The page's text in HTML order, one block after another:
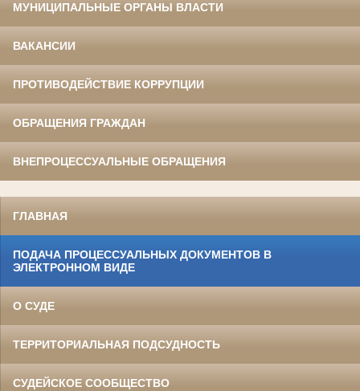
МУНИЦИПАЛЬНЫЕ ОРГАНЫ ВЛАСТИ
ВАКАНСИИ
ПРОТИВОДЕЙСТВИЕ КОРРУПЦИИ
ОБРАЩЕНИЯ ГРАЖДАН
ВНЕПРОЦЕССУАЛЬНЫЕ ОБРАЩЕНИЯ
ГЛАВНАЯ
ПОДАЧА ПРОЦЕССУАЛЬНЫХ ДОКУМЕНТОВ В
ЭЛЕКТРОННОМ ВИДЕ
О СУДЕ
ТЕРРИТОРИАЛЬНАЯ ПОДСУДНОСТЬ
СУДЕЙСКОЕ СООБЩЕСТВО